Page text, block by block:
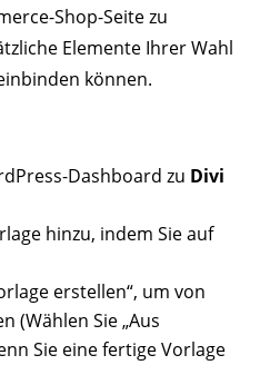
Shop-Seite zu
Elemente Ihrer Wahl
können.
Dashboard zu Divi
hinzu, indem Sie auf
erstellen“, um von
(Wählen Sie „Aus
Sie eine fertige Vorlage